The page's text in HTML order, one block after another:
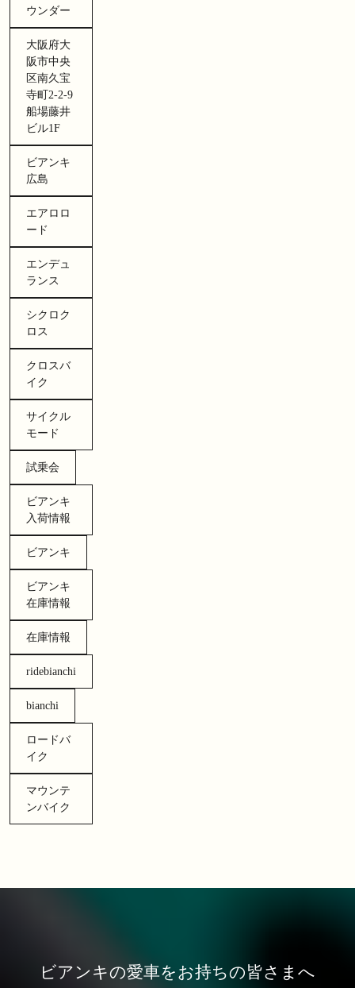
ウンダー
大阪府大
阪市中央
区南久宝
寺町2-2-9
船場藤井
ビル1F
ビアンキ
広島
エアロロ
ード
エンデュ
ランス
シクロク
ロス
クロスバ
イク
サイクル
モード
試乗会
ビアンキ
入荷情報
ビアンキ
ビアンキ
在庫情報
在庫情報
ridebianchi
bianchi
ロードバ
イク
マウンテ
ンバイク
ビアンキの愛車をお持ちの皆さまへ